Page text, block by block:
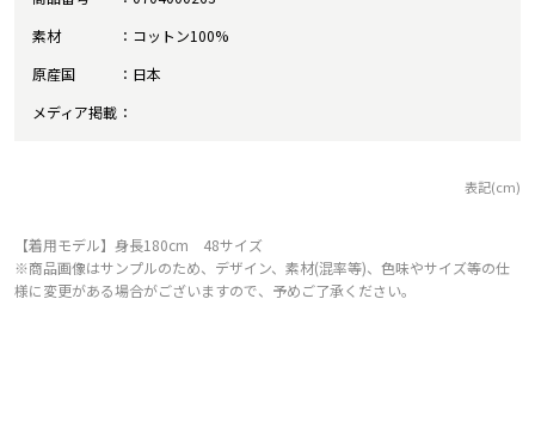
素材
コットン100%
原産国
日本
メディア掲載
表記(cm)
【着用モデル】身長180cm 48サイズ
※商品画像はサンプルのため、デザイン、素材(混率等)、色味やサイズ等の仕
様に変更がある場合がございますので、予めご了承ください。